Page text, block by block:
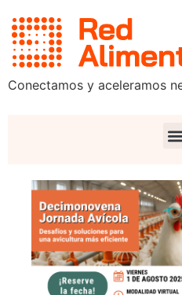
Conectamos y aceleramos